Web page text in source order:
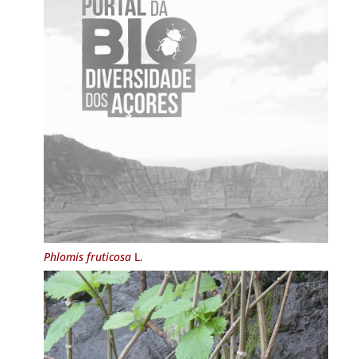
Phlomis fruticosaL.